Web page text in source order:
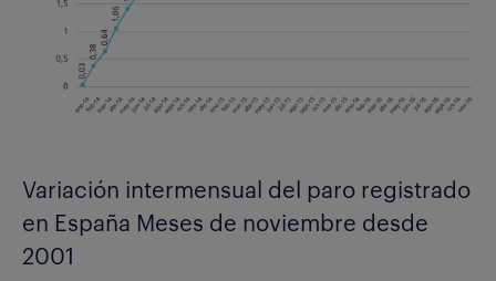
Variación intermensual del paro registrado
en España Meses de noviembre desde
2001